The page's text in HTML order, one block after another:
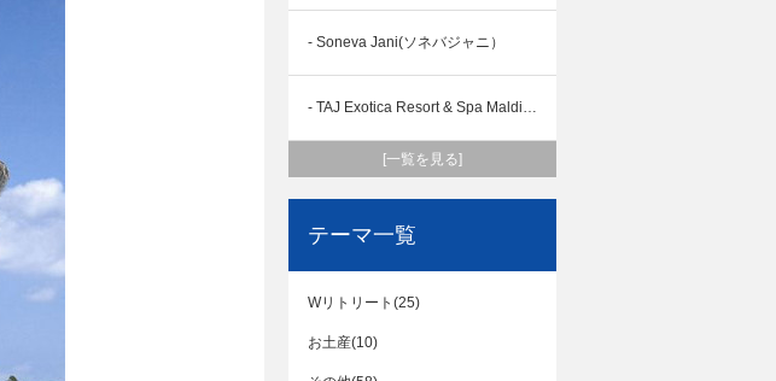
- Soneva Jani(ソネバジャニ）
- TAJ Exotica Resort & Spa Maldives(タージ エキゾチカ）
[一覧を見る]
テーマ一覧
Wリトリート(25)
お土産(10)